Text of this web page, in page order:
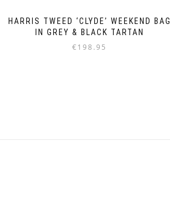
HARRIS TWEED ‘CLYDE’ WEEKEND BAG
IN GREY & BLACK TARTAN
€198.95